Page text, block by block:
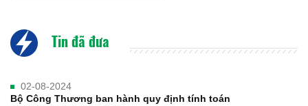
Tin đã đưa
02-08-2024
Bộ Công Thương ban hành quy định tính toán